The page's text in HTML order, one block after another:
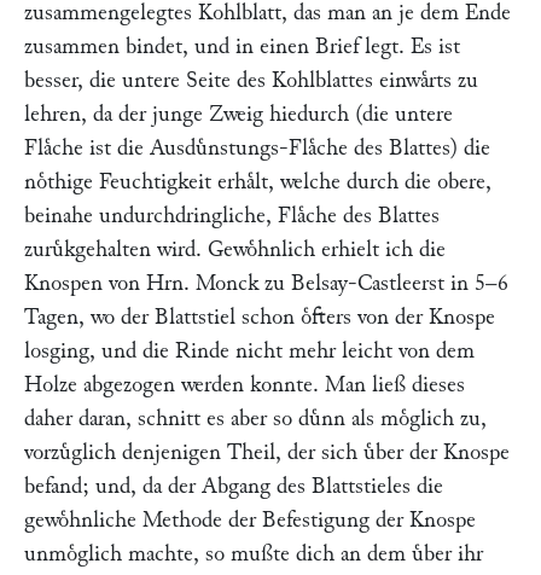
zusammengelegtes Kohlblatt, das man an je dem Ende
zusammen bindet, und in einen Brief legt. Es ist
besser, die untere Seite des Kohlblattes einwaͤrts zu
lehren, da der junge Zweig hiedurch (die untere
Flaͤche ist die Ausduͤnstungs-Flaͤche des Blattes) die
noͤthige Feuchtigkeit erhaͤlt, welche durch die obere,
beinahe undurchdringliche, Flaͤche des Blattes
zuruͤkgehalten wird. Gewoͤhnlich erhielt ich die
Knospen von Hrn. Monck zu Belsay-Castleerst in 5–6
Tagen, wo der Blattstiel schon oͤfters von der Knospe
losging, und die Rinde nicht mehr leicht von dem
Holze abgezogen werden konnte. Man ließ dieses
daher daran, schnitt es aber so duͤnn als moͤglich zu,
vorzuͤglich denjenigen Theil, der sich uͤber der Knospe
befand; und, da der Abgang des Blattstieles die
gewoͤhnliche Methode der Befestigung der Knospe
unmoͤglich machte, so mußte dich an dem uͤber ihr